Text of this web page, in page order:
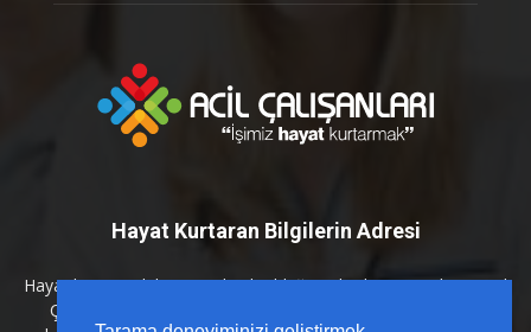
Hayat Kurtaran Bilgilerin Adresi
Hayat kurtaran bilginin en kritik olduğu anlarda yanınızdayız. Acil
Çalışanları platformu olarak; sahada karşılığı olan, güncel